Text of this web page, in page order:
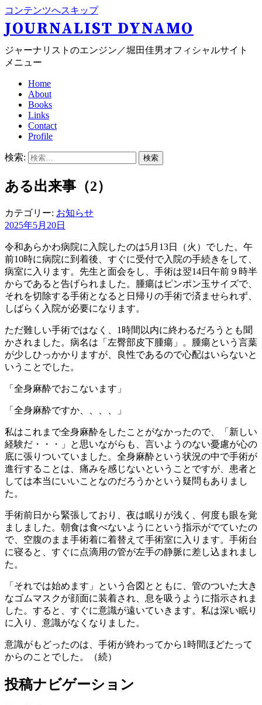
コンテンツへスキップ
JOURNALIST DYNAMO
ジャーナリストのエンジン／堀田佳男オフィシャルサイト
メニュー
Home
About
Books
Links
Contact
Profile
検索:
ある出来事（2）
カテゴリー: お知らせ
2025年5月20日
令和あらかわ病院に入院したのは5月13日（火）でした。午
前10時に病院に到着後、すぐに受付で入院の手続きをして、
病室に入ります。先生と面会をし、手術は翌14日午前９時半
からであると告げられました。腫瘍はピンポン玉サイズで、
それを切除する手術となると日帰りの手術で済ませられず、
しばらく入院が必要になります。
ただ難しい手術ではなく、1時間以内に終わるだろうとも聞
かされました。病名は「左臀部皮下腫瘍」。腫瘍という言葉
が少しひっかかりますが、良性であるので心配はいらないと
いうことでした。
「全身麻酔でおこないます」
「全身麻酔ですか、、、、」
私はこれまで全身麻酔をしたことがなかったので、「新しい
経験だ・・・」と思いながらも、言いようのない憂慮が心の
底に張りついていました。全身麻酔という状況の中で手術が
進行することは、痛みを感じないということですが、患者と
しては本当にいいことなのだろうかという疑問もありまし
た。
手術前日から緊張しており、夜は眠りが浅く、何度も眼を覚
ましました。朝食は食べないようにという指示がでていたの
で、空腹のまま手術着に着替えて手術室に入ります。手術台
に寝ると、すぐに点滴用の管が左手の静脈に差し込まれまし
た。
「それでは始めます」という合図とともに、管のついた大き
なゴムマスクが顔面に装着され、息を吸うように指示されま
した。すると、すぐに意識が遠いていきます。私は深い眠り
に入り、意識がなくなりました。
意識がもどったのは、手術が終わってから1時間ほどたって
からのことでした。（続）
投稿ナビゲーション